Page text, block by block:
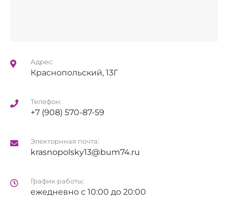
Адрес:
Краснопольский, 13Г
Телефон:
+7 (908) 570-87-59
Электорнная почта:
krasnopolsky13@bum74.ru
График работы:
ежедневно с 10:00 до 20:00